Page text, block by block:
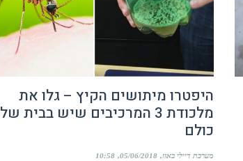
היפטרו מיתושים הקיץ – גלו את
מלכודת 3 המרכיבים שיש בבית של
כולם
מערכת דיילי באזז 05/06/2018
10:58